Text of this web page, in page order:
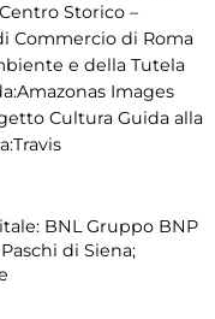
Storico –
Commercio di Roma
e della Tutela
Images
Cultura Guida alla
BNL Gruppo BNP
di Siena;